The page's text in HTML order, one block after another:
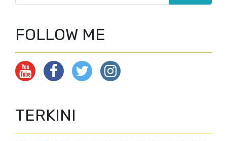
FOLLOW ME
TERKINI